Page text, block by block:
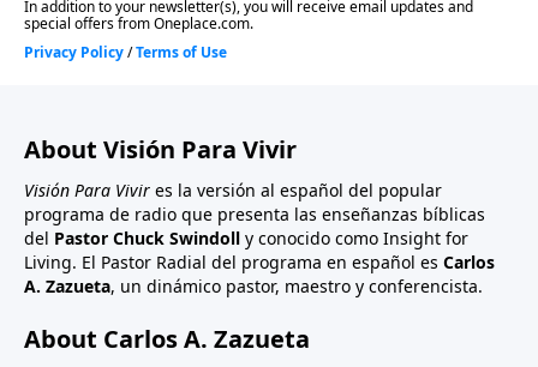
About Visión Para Vivir
Visión Para Vivir es la versión al español del popular
programa de radio que presenta las enseñanzas bíblicas
del Pastor Chuck Swindoll y conocido como Insight for
Living. El Pastor Radial del programa en español es Carlos
A. Zazueta, un dinámico pastor, maestro y conferencista.
About Carlos A. Zazueta